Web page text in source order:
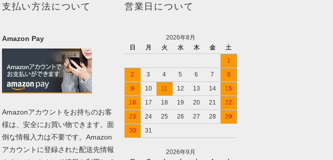
支払い方法について
Amazon Pay
Amazonアカウントをお持ちのお客
様は、安全にお買い物できます。面
倒な情報入力は不要です。Amazon
アカウントに登録された配送先情報
営業日について
2026年8月
日
月 火 水 木 金
土
1
2
3 4 5 6 7
8
9
10 11 12 13 14
15
16
17 18 19 20 21
22
23
24 25 26 27 28
29
30
31
2026年9月